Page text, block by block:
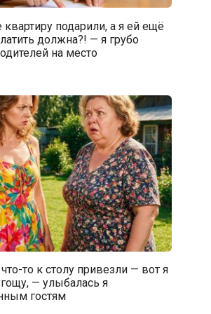
подарили, а я ей ещё
должна?! — я грубо
на место
то к столу привезли — вот я
— улыбалась я
гостям